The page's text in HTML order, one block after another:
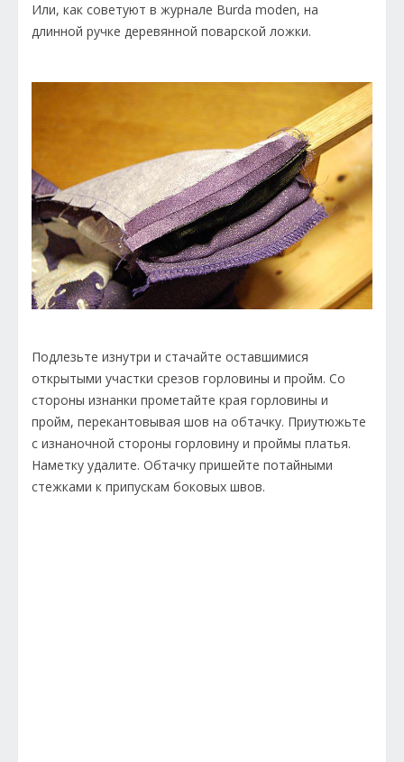
Или, как советуют в журнале Burda moden, на
длинной ручке деревянной поварской ложки.
Подлезьте изнутри и стачайте оставшимися
открытыми участки срезов горловины и пройм. Со
стороны изнанки прометайте края горловины и
пройм, перекантовывая шов на обтачку. Приутюжьте
с изнаночной стороны горловину и проймы платья.
Наметку удалите. Обтачку пришейте потайными
стежками к припускам боковых швов.